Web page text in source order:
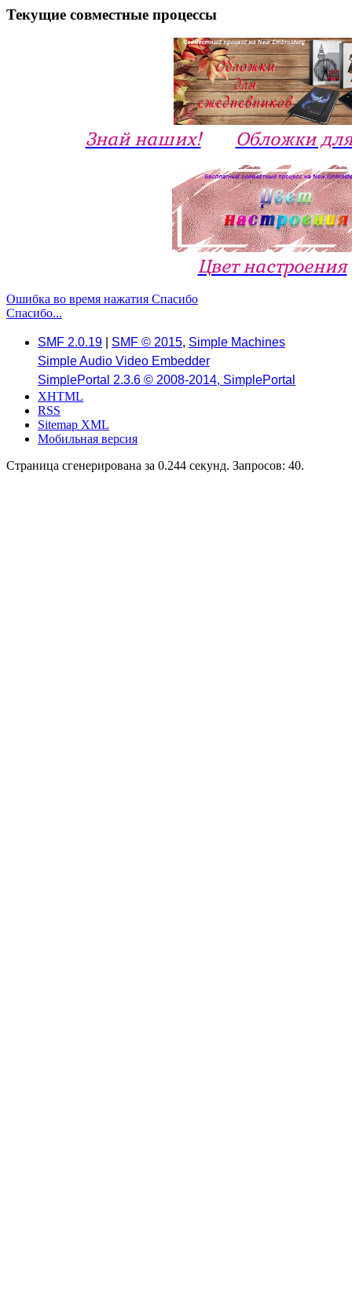
Текущие совместные процессы
Знай наших! Обложки
Цвет настроения
Ошибка во время нажатия Спасибо
Спасибо...
SMF 2.0.19 SMF © 2015, Simple Machines
Simple Audio Video Embedder
SimplePortal 2.3.6 © 2008-2014, SimplePortal
XHTML
RSS
Sitemap XML
Мобильная версия
Страница сгенерирована за 0.244 секунд. Запросов: 40.